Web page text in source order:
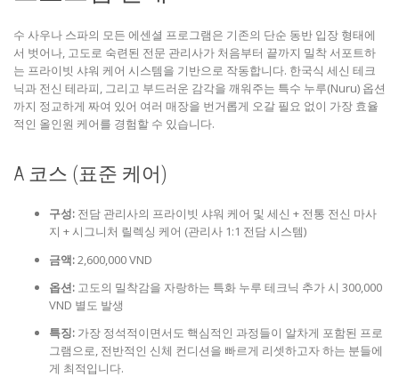
수 사우나 스파의 모든 에센셜 프로그램은 기존의 단순 동반 입장 형태에
서 벗어나, 고도로 숙련된 전문 관리사가 처음부터 끝까지 밀착 서포트하
는 프라이빗 샤워 케어 시스템을 기반으로 작동합니다. 한국식 세신 테크
닉과 전신 테라피, 그리고 부드러운 감각을 깨워주는 특수 누루(Nuru) 옵션
까지 정교하게 짜여 있어 여러 매장을 번거롭게 오갈 필요 없이 가장 효율
적인 올인원 케어를 경험할 수 있습니다.
A 코스 (표준 케어)
구성: 전담 관리사의 프라이빗 샤워 케어 및 세신 + 전통 전신 마사
지 + 시그니처 릴렉싱 케어 (관리사 1:1 전담 시스템)
금액:2,600,000 VND
옵션: 고도의 밀착감을 자랑하는 특화 누루 테크닉 추가 시 300,000
VND 별도 발생
특징: 가장 정석적이면서도 핵심적인 과정들이 알차게 포함된 프로
그램으로, 전반적인 신체 컨디션을 빠르게 리셋하고자 하는 분들에
게 최적입니다.